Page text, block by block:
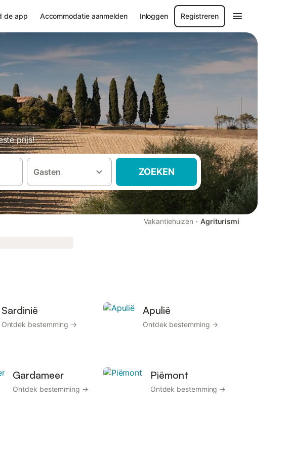
de app Accommodatie aanmelden Inloggen Registreren
prijs!
Gasten ZOEKEN
Vakantiehuizen · Agriturismi
Sardinië
Ontdek bestemming →
Apulië
Ontdek bestemming →
Gardameer
Ontdek bestemming →
Piëmont
Ontdek bestemming →